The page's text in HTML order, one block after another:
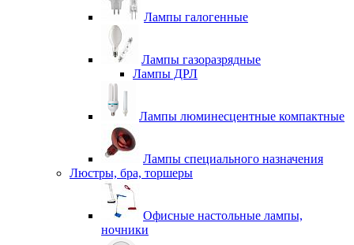
Лампы галогенные
Лампы газоразрядные
Лампы ДРЛ
Лампы люминесцентные компактные
Лампы специального назначения
Люстры, бра, торшеры
Офисные настольные лампы,
ночники